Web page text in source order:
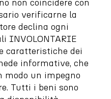
non coincidere con
verificarne la
declina ogni
INVOLONTARIE
caratteristiche dei
informative, che
modo un impegno
Tutti i beni sono